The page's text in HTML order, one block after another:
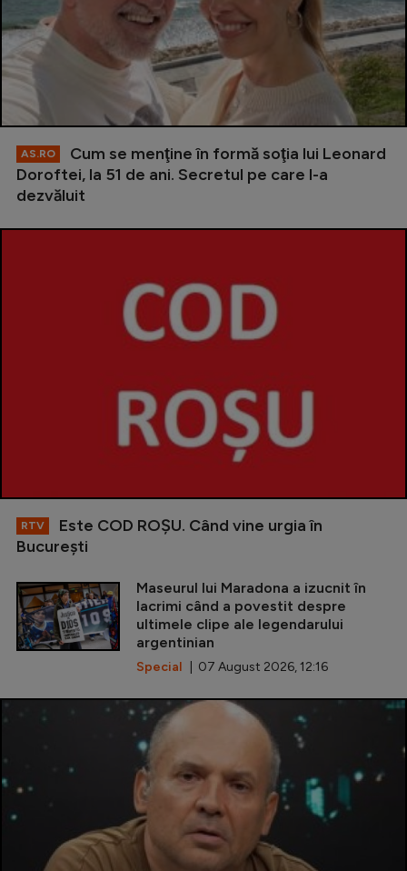
AS.RO
Cum se menţine în formă soţia lui Leonard
Doroftei, la 51 de ani. Secretul pe care l-a
dezvăluit
RTV
Este COD ROŞU. Când vine urgia în
Bucureşti
Maseurul lui Maradona a izucnit în
lacrimi când a povestit despre
ultimele clipe ale legendarului
argentinian
Special | 07 August 2026, 12:16